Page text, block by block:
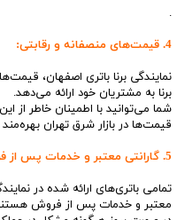
.
4. قیمت‌های منصفانه و رقابتی:
نمایندگی برنا باتری اصفهان،
برنا به مشتریان خود ارائه می‌دهد.
شما می‌توانید با اطمینان خاطر از
قیمت‌ها در بازار شرق تهران
5. گارانتی معتبر و خدمات پس از فروش:
تمامی باتری‌های ارائه شده در
معتبر و خدمات پس از فروش